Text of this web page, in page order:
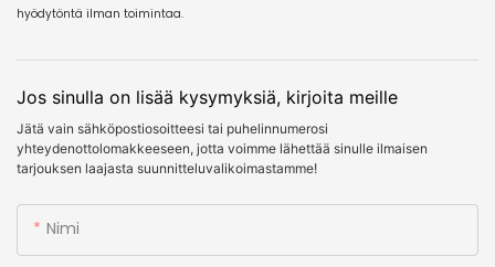
hyödytöntä ilman toimintaa.
Jos sinulla on lisää kysymyksiä, kirjoita meille
Jätä vain sähköpostiosoitteesi tai puhelinnumerosi
yhteydenottolomakkeeseen, jotta voimme lähettää sinulle ilmaisen
tarjouksen laajasta suunnitteluvalikoimastamme!
Nimi